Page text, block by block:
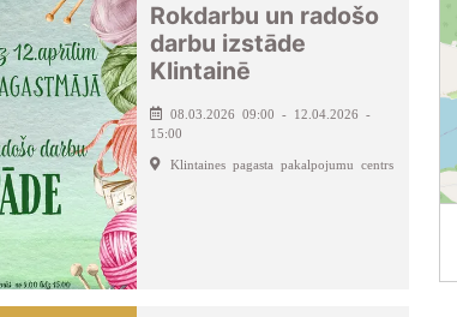
Rokdarbu un radošo
darbu izstāde
Klintainē
08.03.2026 09:00 - 12.04.2026 -
15:00
Klintaines pagasta pakalpojumu centrs